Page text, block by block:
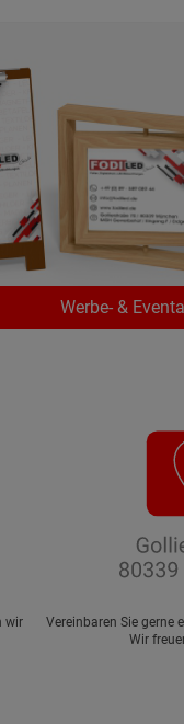
Vereinbaren Sie gerne
Wir
wir
Werbe- &